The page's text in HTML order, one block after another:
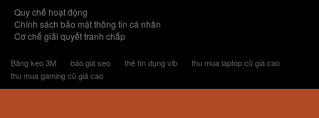
Quy chế hoạt động
Chính sách bảo mật thông tin cá nhân
Cơ chế giải quyết tranh chấp
Băng keo 3M báo giá seo thẻ tín dụng vib
thu mua laptop cũ giá cao
thu mua gaming cũ giá cao